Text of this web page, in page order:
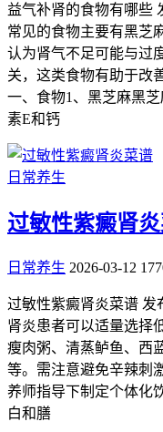
益气补肾的食物有哪些
常见的食物主要有黑芝
认为肾气不足可能与过
关，这类食物有助于改
一、食物1、黑芝麻黑
素E和钙
日常养生
过敏性紫癜肾
日常养生 2026-03-12
过敏性紫癜肾炎菜谱 发
肾炎患者可以适量选择
瘦肉粥、清蒸鲈鱼、西
等。需注意避免辛辣刺
养师指导下制定个体化
白和膳